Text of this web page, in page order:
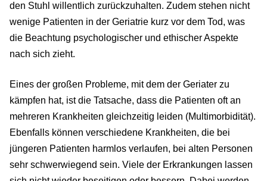
den Stuhl willentlich zurückzuhalten. Zudem stehen nicht
wenige Patienten in der Geriatrie kurz vor dem Tod, was
die Beachtung psychologischer und ethischer Aspekte
nach sich zieht.
Eines der großen Probleme, mit dem der Geriater zu
kämpfen hat, ist die Tatsache, dass die Patienten oft an
mehreren Krankheiten gleichzeitig leiden (Multimorbidität).
Ebenfalls können verschiedene Krankheiten, die bei
jüngeren Patienten harmlos verlaufen, bei alten Personen
sehr schwerwiegend sein. Viele der Erkrankungen lassen